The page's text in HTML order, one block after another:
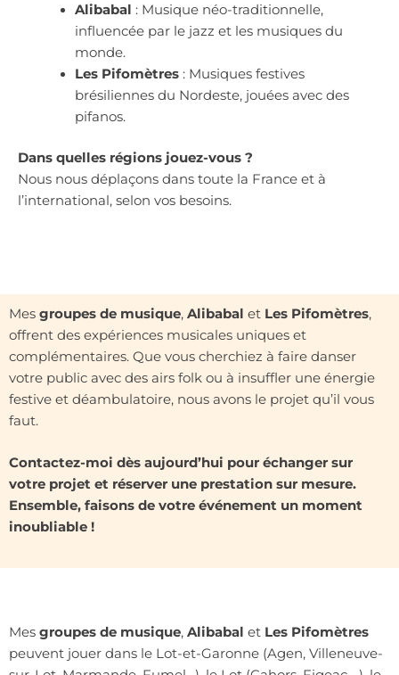
Alibabal : Musique néo-traditionnelle,
influencée par le jazz et les musiques du
monde.
Les Pifomètres: Musiques festives
brésiliennes du Nordeste, jouées avec des
pifanos.
Dans quelles régions jouez-vous ?
Nous nous déplaçons dans toute la France et à
l’international, selon vos besoins.
Mes groupes de musique, Alibabal et Les Pifomètres,
offrent des expériences musicales uniques et
complémentaires. Que vous cherchiez à faire danser
votre public avec des airs folk ou à insuffler une énergie
festive et déambulatoire, nous avons le projet qu’il vous
faut.
Contactez-moi dès aujourd’hui pour échanger sur
votre projet et réserver une prestation sur mesure.
Ensemble, faisons de votre événement un moment
inoubliable !
Mes groupes de musique, Alibabal et Les Pifomètres
peuvent jouer dans le Lot-et-Garonne (Agen, Villeneuve-